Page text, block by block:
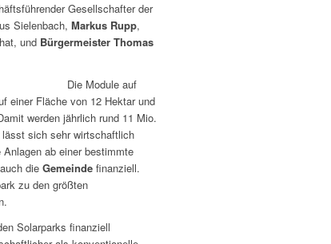
Gesellschafter der
Sielenbach,Markus Rupp,
und Bürgermeister Thomas
Die Module auf
einer Fläche von 12 Hektar und
werden jährlich rund 11 Mio.
sich sehr wirtschaftlich
ab einer bestimmte
dieGemeinde finanziell.
zu den größten
Solarparks finanziell